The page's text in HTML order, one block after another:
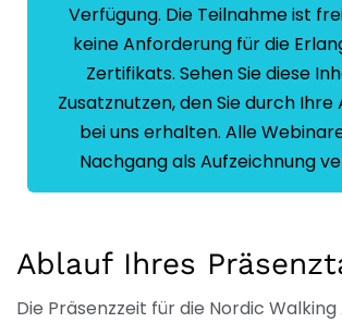
Verfügung. Die Teilnahme ist
keine Anforderung für die
Zertifikats. Sehen Sie diese
Zusatznutzen, den Sie durch Ihre
bei uns erhalten. Alle
Nachgang als Aufzeichnung
Ablauf Ihres
Die Präsenzzeit für die Nordic